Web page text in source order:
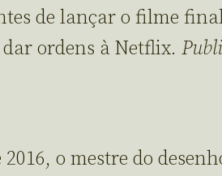
de lançar o filme
ordens à Netflix.
o mestre do